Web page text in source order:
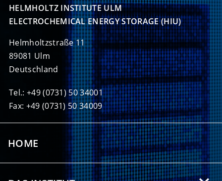
HELMHOLTZ INSTITUTE ULM
ELECTROCHEMICAL ENERGY STORAGE (HIU)
Helmholtzstraße 11
89081 Ulm
Deutschland
Tel.: +49 (0731) 50 34001
Fax: +49 (0731) 50 34009
HOME